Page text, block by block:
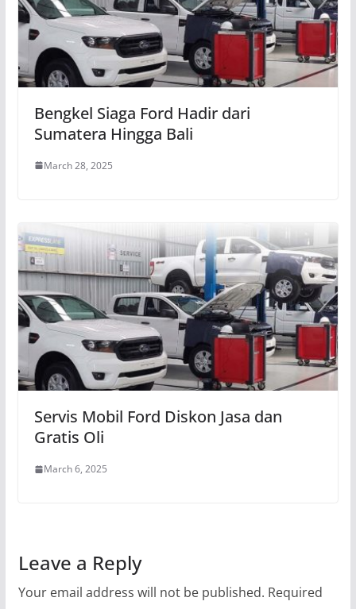
Bengkel Siaga Ford Hadir dari
Sumatera Hingga Bali
March 28, 2025
Servis Mobil Ford Diskon Jasa dan
Gratis Oli
March 6, 2025
Leave a Reply
Your email address will not be published. Required